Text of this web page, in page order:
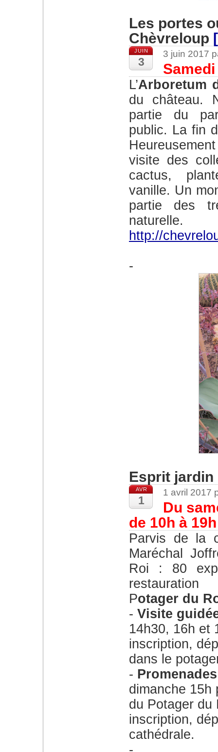
Les portes
Chèvreloup
JUIN
3
3 juin 2017
du château.
partie du
public. La fin
visite des
cactus,
vanille. Un
partie des
naturelle.
http://
Esprit
AVR
1
1 avril
Du
de 10h à 19h
Parvis de la cathédrale Saint-Louis, rue du
Maréchal
Roi : 80
restauration
Potager du
Visite
14h30, 16h et
inscription,
dans le
dimanche 15h
du Potager du
inscription,
cathédrale.